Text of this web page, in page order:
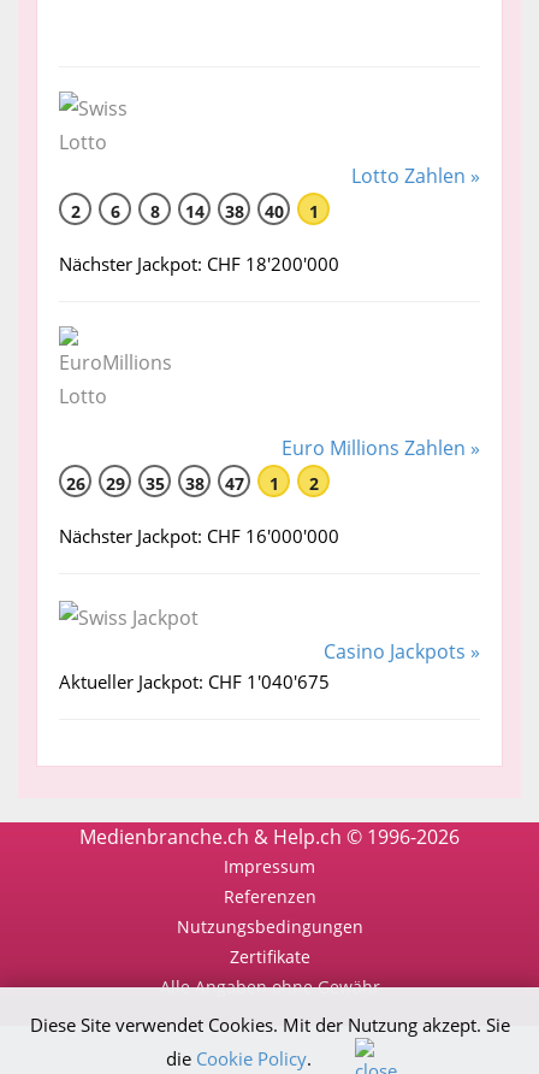
Lotto Zahlen »
2 6 8 14 38 40 1
Nächster Jackpot: CHF 18'200'000
Euro Millions Zahlen »
26 29 35 38 47 1 2
Nächster Jackpot: CHF 16'000'000
Casino Jackpots »
Aktueller Jackpot: CHF 1'040'675
Medienbranche.ch & Help.ch © 1996-2026
Impressum
Referenzen
Nutzungsbedingungen
Zertifikate
Alle Angaben ohne Gewähr
Diese Site verwendet Cookies. Mit der Nutzung akzept. Sie
die Cookie Policy.